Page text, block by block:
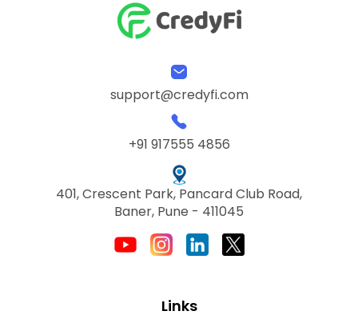
support@credyfi.com
+91 917555 4856
401, Crescent Park, Pancard Club Road,
Baner, Pune - 411045
Links